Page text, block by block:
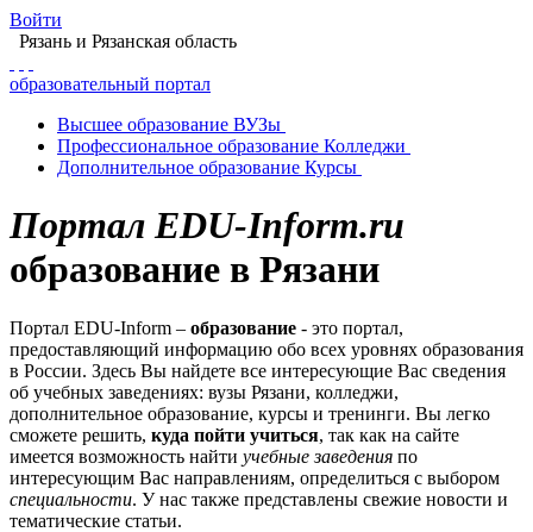
Войти
Рязань и Рязанская область
образовательный портал
Высшее образование ВУЗы
Профессиональное образование Колледжи
Дополнительное образование Курсы
Портал EDU-Inform.ru
образование в Рязани
Портал EDU-Inform – образование - это портал,
предоставляющий информацию обо всех уровнях образования
в России. Здесь Вы найдете все интересующие Вас сведения
об учебных заведениях: вузы Рязани, колледжи,
дополнительное образование, курсы и тренинги. Вы легко
сможете решить, куда пойти учиться, так как на сайте
имеется возможность найти учебные заведения по
интересующим Вас направлениям, определиться с выбором
специальности. У нас также представлены свежие новости и
тематические статьи.